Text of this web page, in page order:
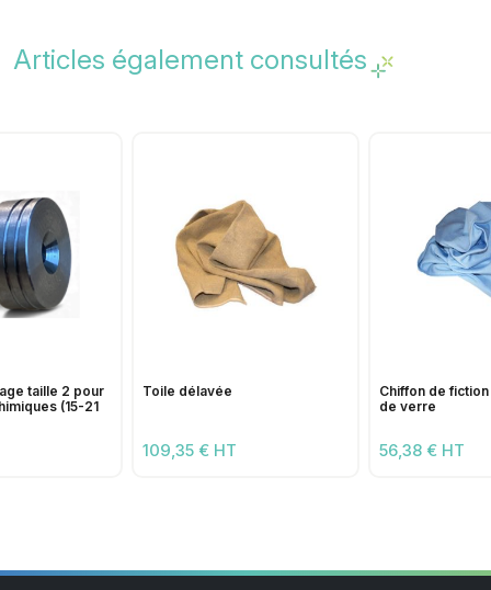
Articles également consultés
taille 2 pour
(15-21
Toile délavée
109,35 € HT
Chiffon de
de verre
56,38 € HT